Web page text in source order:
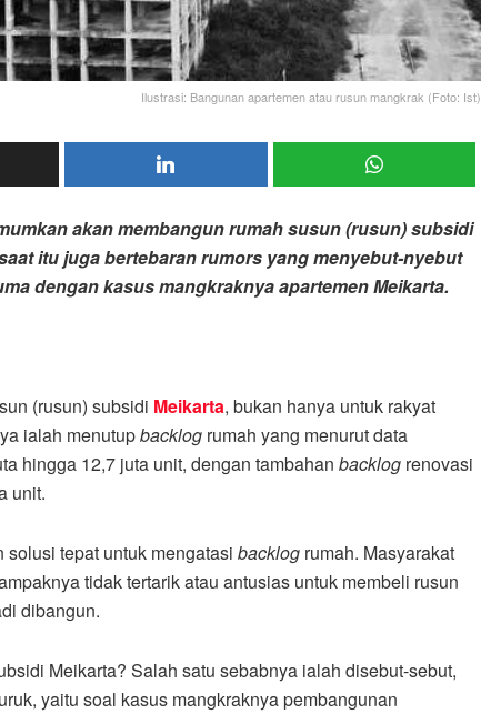
Ilustrasi: Bangunan apartemen atau rusun mangkrak (Foto: Ist)
akan membangun rumah susun (rusun) subsidi
itu juga bertebaran rumors yang menyebut-nyebut
dengan kasus mangkraknya apartemen Meikarta.
(rusun) subsidi Meikarta, bukan hanya untuk rakyat
ialah menutupbacklog rumah yang menurut data
hingga 12,7 juta unit, dengan tambahan backlog renovasi
unit.
tepat untuk mengatasi backlog rumah. Masyarakat
tidak tertarik atau antusias untuk membeli rusun
dibangun.
Meikarta? Salah satu sebabnya ialah disebut-sebut,
yaitu soal kasus mangkraknya pembangunan